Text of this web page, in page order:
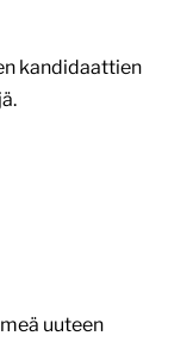
kandidaattien
uuteen